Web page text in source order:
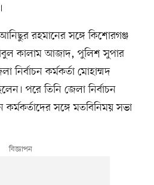
রহমানের সঙ্গে কিশোরগঞ্জ
কালাম আজাদ, পুলিশ সুপার
নির্বাচন কর্মকর্তা মোহাম্মদ
পরে তিনি জেলা নির্বাচন
কর্মকর্তাদের সঙ্গে মতবিনিময় সভা